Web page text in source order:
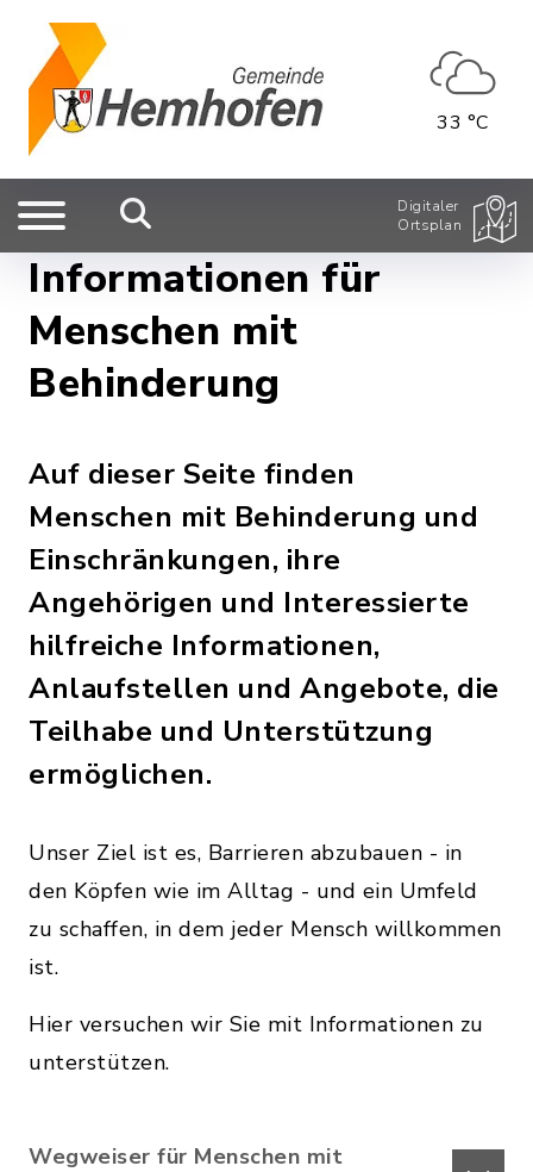
33 °C
Digitaler
Ortsplan
Informationen für
Menschen mit
Behinderung
Auf dieser Seite finden
Menschen mit Behinderung und
Einschränkungen, ihre
Angehörigen und Interessierte
hilfreiche Informationen,
Anlaufstellen und Angebote, die
Teilhabe und Unterstützung
ermöglichen.
Unser Ziel ist es, Barrieren abzubauen - in
den Köpfen wie im Alltag - und ein Umfeld
zu schaffen, in dem jeder Mensch willkommen
ist.
Hier versuchen wir Sie mit Informationen zu
unterstützen.
Wegweiser für Menschen mit